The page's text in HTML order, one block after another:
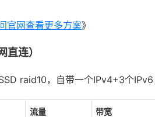
官网查看更多方案》
连）
raid10，自带一个IPv4+3个
流量 带宽